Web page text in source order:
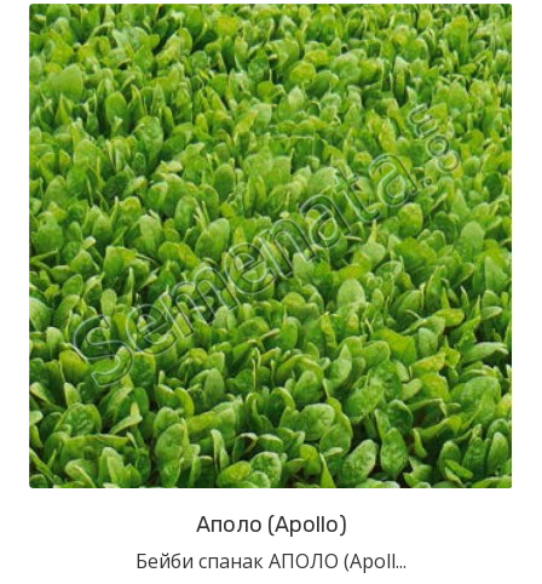
Аполо (Apollo)
Бейби спанак АПОЛО (Apoll...